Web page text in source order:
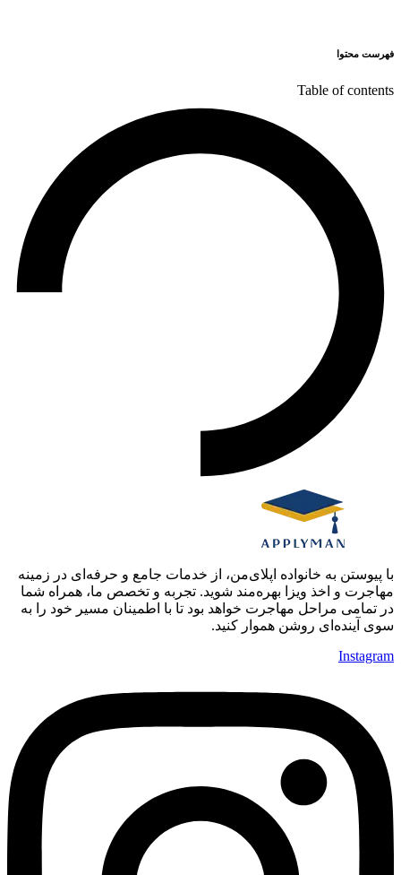
فهرست محتوا
Table of contents
با پیوستن به خانواده اپلای‌من، از خدمات جامع و حرفه‌ای در زمینه
مهاجرت و اخذ ویزا بهره‌مند شوید. تجربه و تخصص ما، همراه شما
در تمامی مراحل مهاجرت خواهد بود تا با اطمینان مسیر خود را به
سوی آینده‌ای روشن هموار کنید.
Instagram